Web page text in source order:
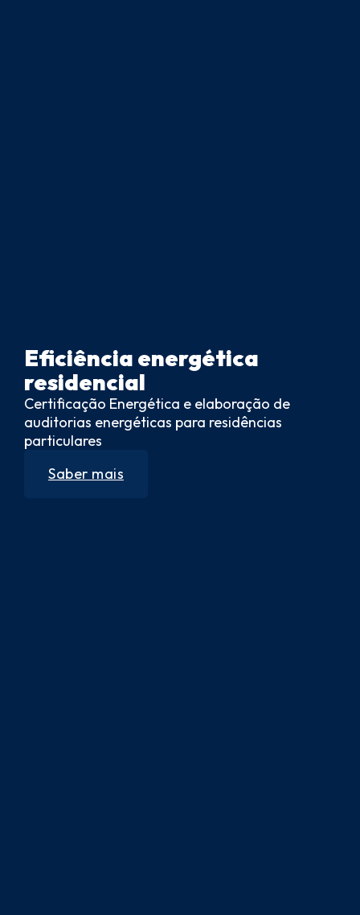
Eficiência energética
residencial
Certificação Energética e elaboração de
auditorias energéticas para residências
particulares
Saber mais